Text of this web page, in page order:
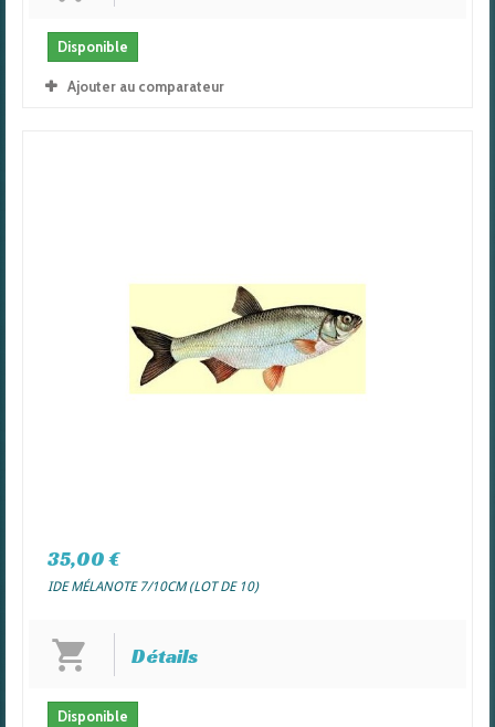
Disponible
Ajouter au comparateur
35,00 €
IDE MÉLANOTE 7/10CM (LOT DE 10)
Détails
Disponible